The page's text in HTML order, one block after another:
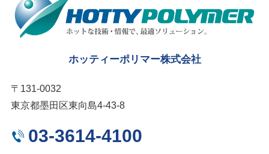
ホッティーポリマー株式会社
〒131-0032
東京都墨田区東向島4-43-8
03-3614-4100